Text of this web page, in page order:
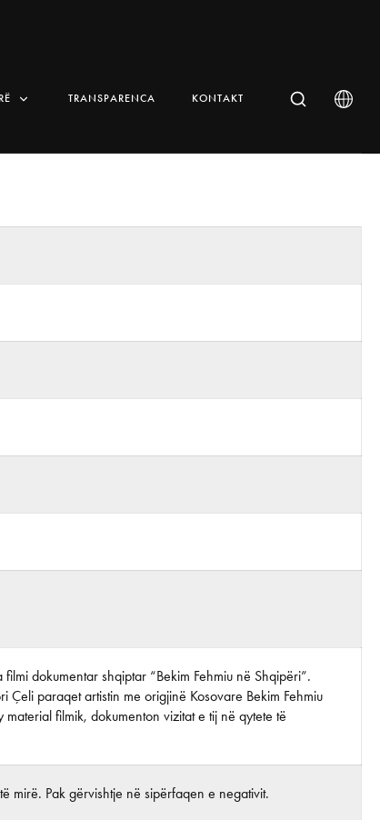
TRANSPARENCA KONTAKT
dokumentar shqiptar “Bekim Fehmiu në Shqipëri”.
Çeli paraqet artistin me origjinë Kosovare Bekim Fehmiu
filmik, dokumenton vizitat e tij në qytete të
mirë. Pak gërvishtje në sipërfaqen e negativit.